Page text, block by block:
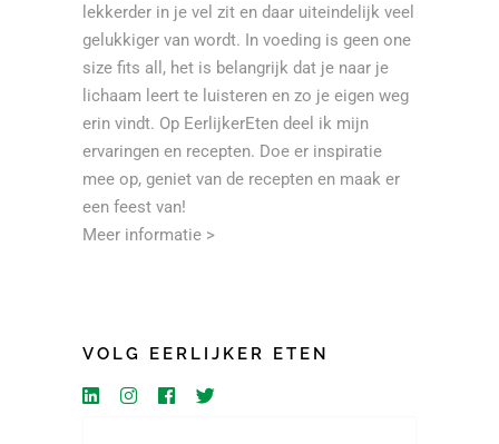
lekkerder in je vel zit en daar uiteindelijk veel
gelukkiger van wordt. In voeding is geen one
size fits all, het is belangrijk dat je naar je
lichaam leert te luisteren en zo je eigen weg
erin vindt. Op EerlijkerEten deel ik mijn
ervaringen en recepten. Doe er inspiratie
mee op, geniet van de recepten en maak er
een feest van!
Meer informatie >
VOLG EERLIJKER ETEN